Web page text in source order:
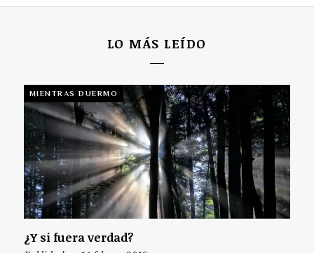
LO MÁS LEÍDO
MIENTRAS DUERMO
¿Y si fuera verdad?